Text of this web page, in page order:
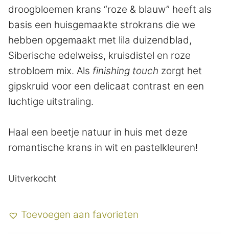
droogbloemen krans “roze & blauw” heeft als
basis een huisgemaakte strokrans die we
hebben opgemaakt met lila duizendblad,
Siberische edelweiss, kruisdistel en roze
strobloem mix. Als finishing touch zorgt het
gipskruid voor een delicaat contrast en een
luchtige uitstraling.
Haal een beetje natuur in huis met deze
romantische krans in wit en pastelkleuren!
Uitverkocht
Toevoegen aan favorieten